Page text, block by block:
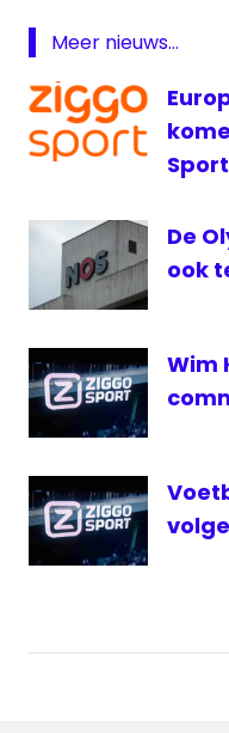
WK loting
loting
Wk
internet
nederland
voetbal
voetbal
loting
WK-
loting
Meer nieuws...
Sport
De
ook
Wim